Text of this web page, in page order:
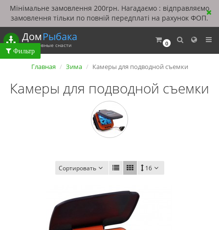
Мінімальне замовлення 200грн. Нагадаємо : відправляємо
замовлення тільки по повній передплаті на рахунок ФОП.
0
ДомРыбака
Рыболовные снасти
Главная Зима Камеры для подводной съемки
Камеры для подводной съемки
Сортировать 16